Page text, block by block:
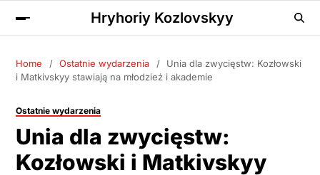
Hryhoriy Kozlovskyy
Home Ostatnie wydarzenia
Unia dla zwycięstw: Kozłowski
i Matkivskyy stawiają na młodzież i akademie
Ostatnie wydarzenia
Unia dla zwycięstw:
Kozłowski i Matkivskyy